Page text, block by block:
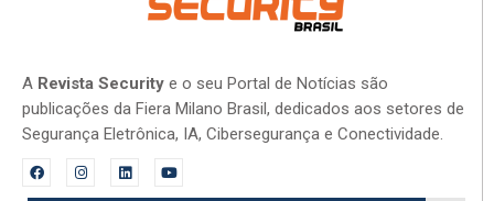
A Revista Security e o seu Portal de Notícias são
publicações da Fiera Milano Brasil, dedicados aos setores de
Segurança Eletrônica, IA, Cibersegurança e Conectividade.